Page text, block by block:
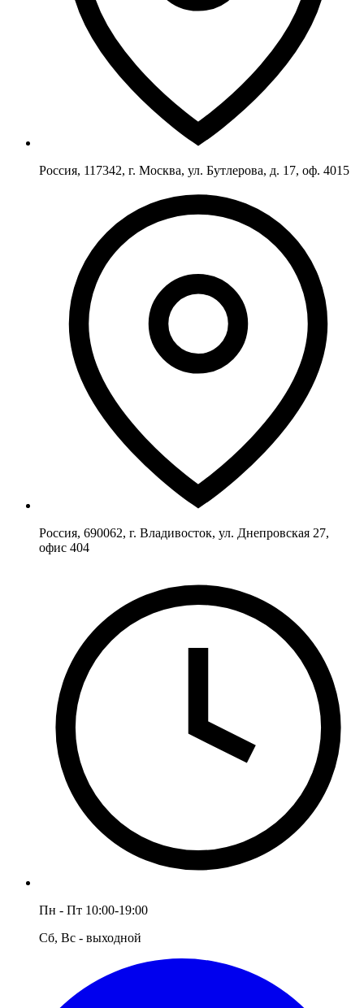
Россия, 117342, г. Москва, ул. Бутлерова, д. 17, оф. 4015
Россия, 690062, г. Владивосток, ул. Днепровская 27,
офис 404
Пн - Пт 10:00-19:00
Сб, Вс - выходной